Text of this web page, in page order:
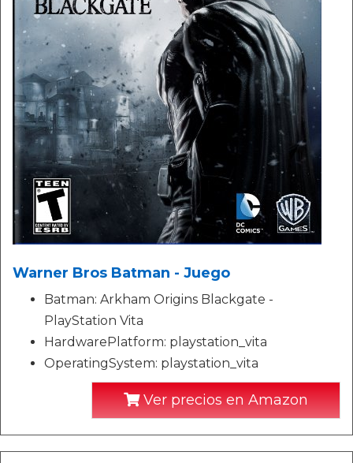
Warner Bros Batman - Juego
Batman: Arkham Origins Blackgate -
PlayStation Vita
HardwarePlatform: playstation_vita
OperatingSystem: playstation_vita
Ver precios en Amazon